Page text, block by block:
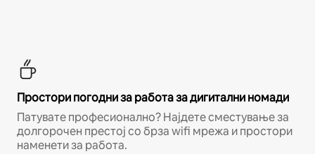
Простори погодни за работа за дигитални номади
Патувате професионално? Најдете сместување за
долгорочен престој со брза wifi мрежа и простори
наменети за работа.